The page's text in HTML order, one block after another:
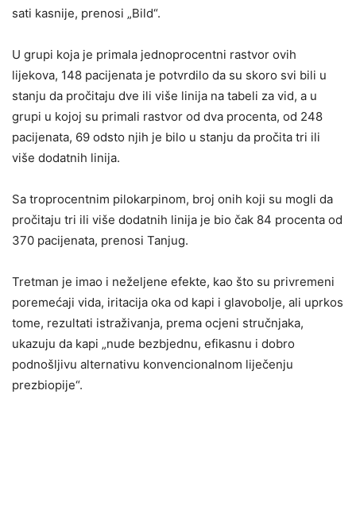
sati kasnije, prenosi „Bild“.
U grupi koja je primala jednoprocentni rastvor ovih
lijekova, 148 pacijenata je potvrdilo da su skoro svi bili u
stanju da pročitaju dve ili više linija na tabeli za vid, a u
grupi u kojoj su primali rastvor od dva procenta, od 248
pacijenata, 69 odsto njih je bilo u stanju da pročita tri ili
više dodatnih linija.
Sa troprocentnim pilokarpinom, broj onih koji su mogli da
pročitaju tri ili više dodatnih linija je bio čak 84 procenta od
370 pacijenata, prenosi Tanjug.
Tretman je imao i neželjene efekte, kao što su privremeni
poremećaji vida, iritacija oka od kapi i glavobolje, ali uprkos
tome, rezultati istraživanja, prema ocjeni stručnjaka,
ukazuju da kapi „nude bezbjednu, efikasnu i dobro
podnošljivu alternativu konvencionalnom liječenju
prezbiopije“.